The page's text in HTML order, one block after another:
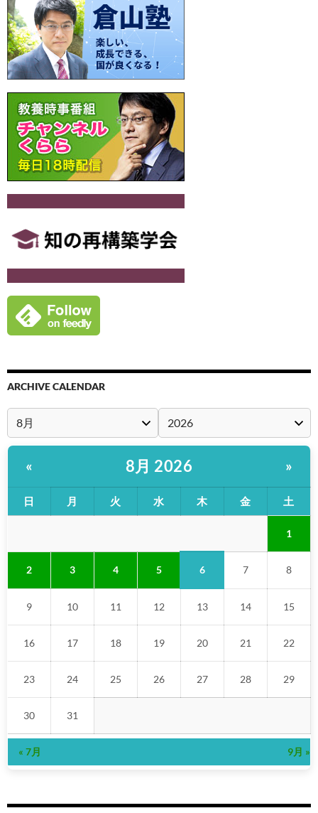
ARCHIVE CALENDAR
« 8月 2026 »
日 月 火 水 木 金 土
1
2 3 4 5 6 7 8
9 10 11 12 13 14 15
16 17 18 19 20 21 22
23 24 25 26 27 28 29
30 31
« 7月 9月 »